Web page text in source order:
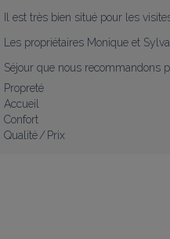
Il est très bien situé pour les
Les propriétaires Monique et
Séjour que nous recommandons
Propreté
Accueil
Confort
Qualité / Prix